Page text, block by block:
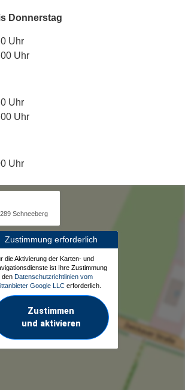
Donnerstag
Uhr
Uhr
Uhr
Uhr
Uhr
Schneeberg
Zustimmung erforderlich
die Aktivierung der Karten- und
ist Ihre Zustimmung
den Datenschutzrichtlinien vom
Google LLC erforderlich.
Zustimmen
und aktivieren